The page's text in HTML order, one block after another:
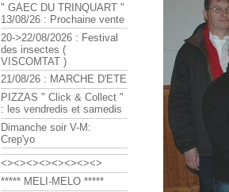
" GAEC DU TRINQUART "
13/08/26 : Prochaine vente
20->22/08/2026 : Festival
des insectes (
VISCOMTAT )
21/08/26 : MARCHE D'ETE
PIZZAS " Click & Collect "
: les vendredis et samedis
Dimanche soir V-M:
Crep'yo
<><><><><><><><>
***** MELI-MELO *****